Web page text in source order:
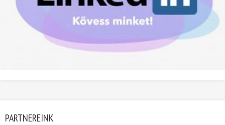
PARTNEREINK